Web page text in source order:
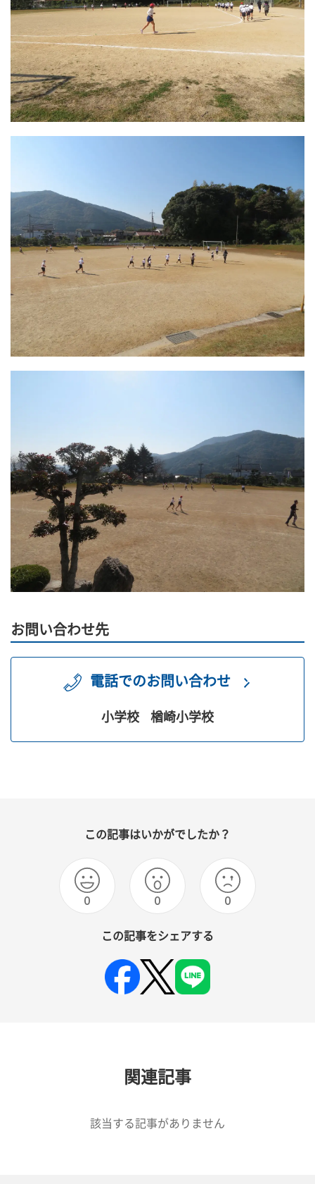
お問い合わせ先
電話でのお問い合わせ
小学校 楢崎小学校
この記事はいかがでしたか？
0 0 0
この記事をシェアする
関連記事
該当する記事がありません